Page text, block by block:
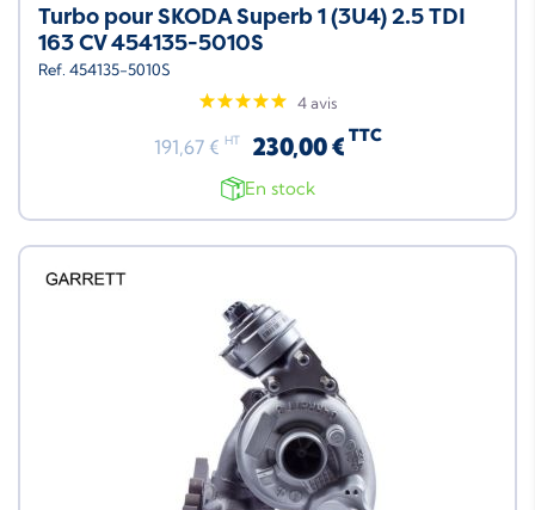
Turbo pour SKODA Superb 1 (3U4) 2.5 TDI
163 CV 454135-5010S
Ref. 454135-5010S
4 avis
191,67 € HT 230,00 € TTC
En stock